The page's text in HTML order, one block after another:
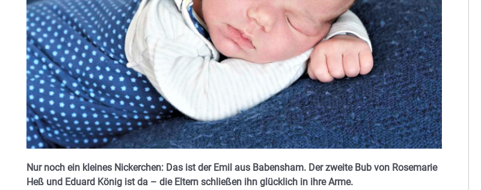
Nur noch ein kleines Nickerchen: Das ist der Emil aus Babensham. Der zweite Bub von Rosemarie
Heß und Eduard König ist da – die Eltern schließen ihn glücklich in ihre Arme.